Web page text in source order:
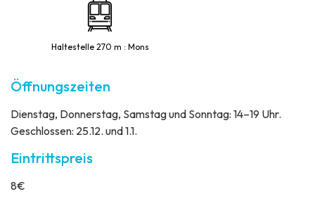
Haltestelle 270 m : Mons
Öffnungszeiten
Dienstag, Donnerstag, Samstag und Sonntag: 14–19 Uhr.
Geschlossen: 25.12. und 1.1.
Eintrittspreis
8€